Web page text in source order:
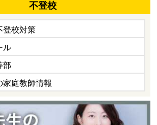
不登校
登校対策
ル
部
家庭教師情報